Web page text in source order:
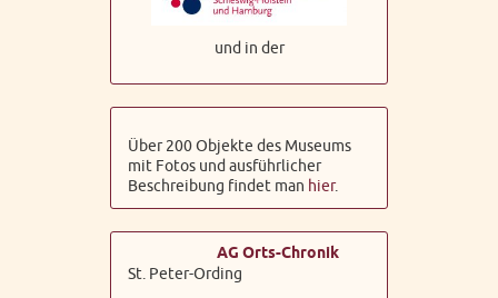
und in der
Über 200 Objekte des Museums
mit Fotos und ausführlicher
Beschreibung findet man hier.
AG Orts-Chronik
St. Peter-Ording